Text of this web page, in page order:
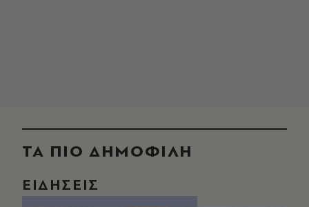
ΤΑ ΠΙΟ ΔΗΜΟΦΙΛΗ
ΕΙΔΗΣΕΙΣ